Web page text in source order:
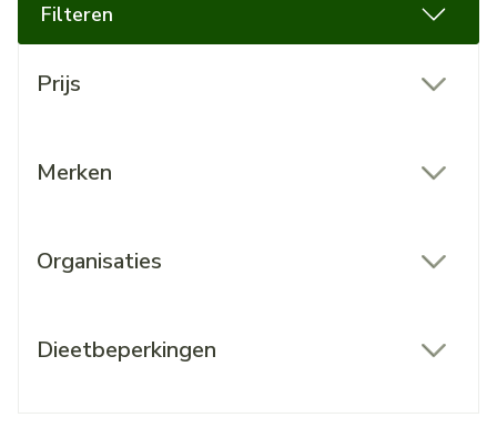
Filteren
Prijs
Merken
Organisaties
Dieetbeperkingen